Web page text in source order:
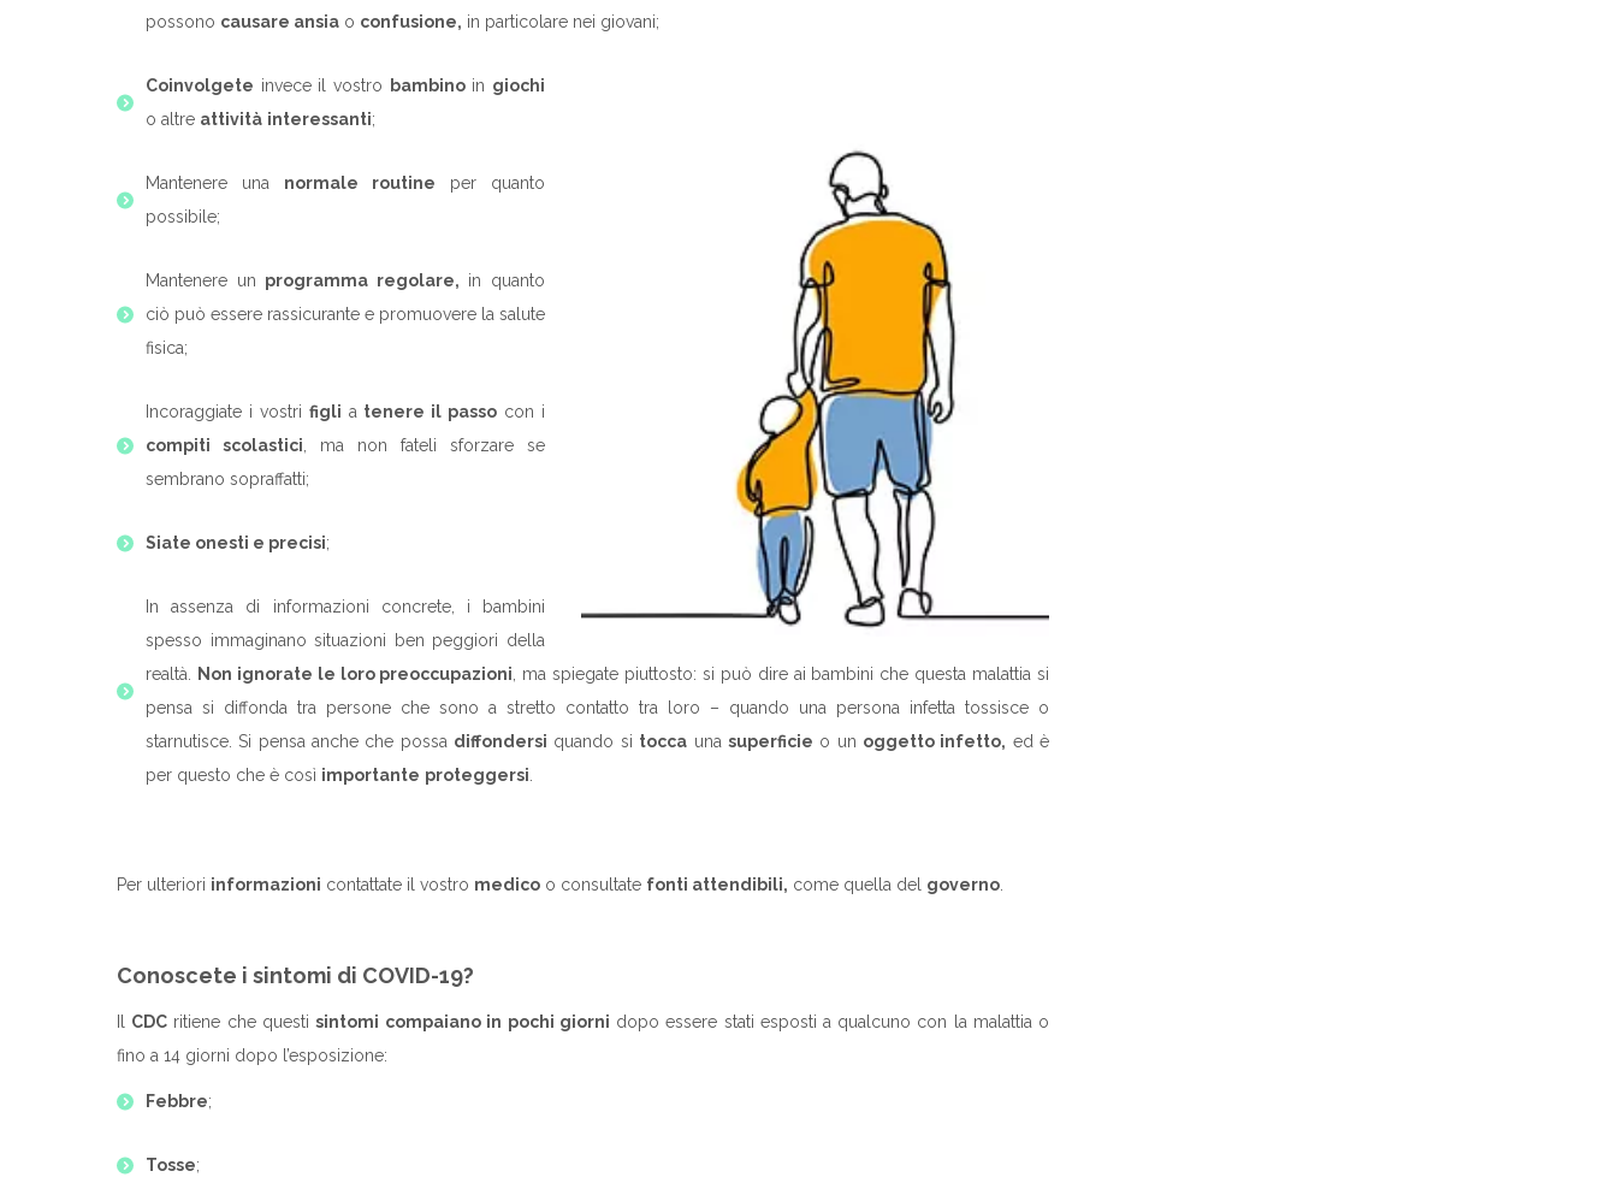
possono causare ansia o confusione, in particolare nei giovani;
Coinvolgete invece il vostro bambinoin giochi
o altre attività interessanti;
Mantenere una normale routine per quanto
possibile;
Mantenere un programma regolare, in quanto
ciò può essere rassicurante e promuovere la salute
fisica;
Incoraggiate i vostri figli a tenere il passo con i
compiti scolastici, ma non fateli sforzare se
sembrano sopraffatti;
Siate onesti e precisi;
In assenza di informazioni concrete, i bambini
spesso immaginano situazioni ben peggiori della
realtà. Non ignorate le loro preoccupazioni, ma spiegate piuttosto: si può dire ai bambini che questa malattia si
pensa si diffonda tra persone che sono a stretto contatto tra loro – quando una persona infetta tossisce o
starnutisce. Si pensa anche che possa diffondersi quando si tocca una superficie o un oggetto infetto, ed è
per questo che è così importante proteggersi.
Per ulteriori informazioni contattate il vostro medico o consultate fonti attendibili, come quella del governo.
Conoscete i sintomi di COVID-19?
Il CDC ritiene che questisintomi compaiano in pochi giorni dopo essere stati esposti a qualcuno con la malattia o
fino a 14 giorni dopo l’esposizione:
Febbre;
Tosse;